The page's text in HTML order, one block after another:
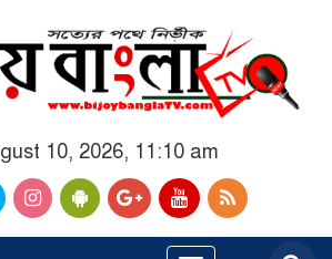
10, 2026, 11:10 am